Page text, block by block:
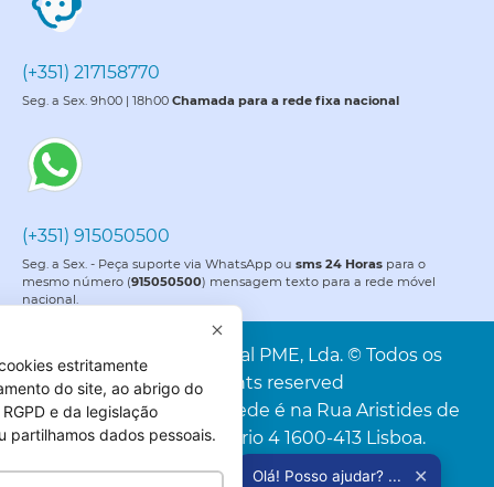
(+351) 217158770
Seg. a Sex. 9h00 | 18h00 Chamada para a rede fixa nacional
(+351) 915050500
Seg. a Sex. - Peça suporte via WhatsApp ou sms 24 Horas para o
mesmo número (915050500) mensagem texto para a rede móvel
nacional.
PME é uma marca da Portal PME, Lda. © Todos os
direitos reservados. All rights reserved
Portal PME, Lda. A nossa sede é na Rua Aristides de
Sousa Mendes, 4C, Escritório 4 1600-413 Lisboa.
* Acresce o IVA à taxa legal em vigor.
estritamente
do site, ao abrigo do
e da legislação
partilhamos dados pessoais.